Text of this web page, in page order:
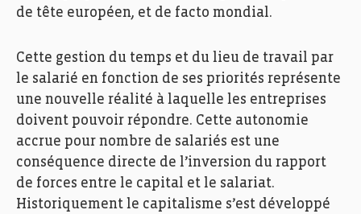
de tête européen, et de facto mondial.
Cette gestion du temps et du lieu de travail par
le salarié en fonction de ses priorités représente
une nouvelle réalité à laquelle les entreprises
doivent pouvoir répondre. Cette autonomie
accrue pour nombre de salariés est une
conséquence directe de l’inversion du rapport
de forces entre le capital et le salariat.
Historiquement le capitalisme s’est développé